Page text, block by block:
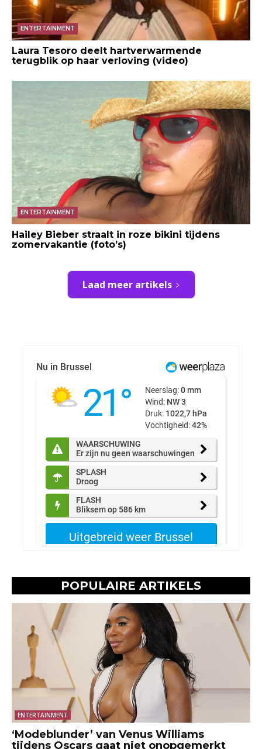
ENTERTAINMENT
Laura Tesoro deelt hartverwarmende
terugblik op haar verloving (video)
ENTERTAINMENT
Hailey Bieber straalt in roze bikini tijdens
zomervakantie (foto’s)
Laad meer artikels
POPULAIRE ARTIKELS
ENTERTAINMENT
‘Modeblunder’ van Venus Williams
tijdens Oscars gaat niet onopgemerkt